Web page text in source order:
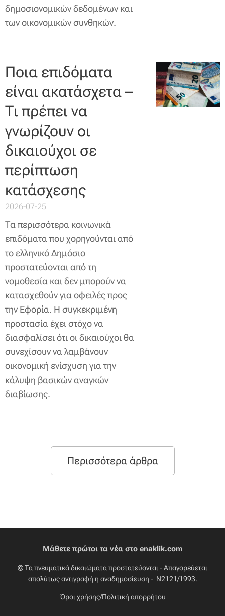
δημοσιονομικών δεδομένων και
των οικονομικών συνθηκών.
Ποια επιδόματα
είναι ακατάσχετα –
Τι πρέπει να
γνωρίζουν οι
δικαιούχοι σε
περίπτωση
κατάσχεσης
2026-07-25
Τα περισσότερα κοινωνικά
επιδόματα που χορηγούνται από
το ελληνικό Δημόσιο
προστατεύονται από τη
νομοθεσία και δεν μπορούν να
κατασχεθούν για οφειλές προς
την Εφορία. Η συγκεκριμένη
προστασία έχει στόχο να
διασφαλίσει ότι οι δικαιούχοι θα
συνεχίσουν να λαμβάνουν
οικονομική ενίσχυση για την
κάλυψη βασικών αναγκών
διαβίωσης.
Περισσότερα άρθρα
Μάθετε πρώτοι τα νέα στο enaklik.com
© Τα πνευματικά δικαιώματα προστατεύονται - Απαγορεύεται
απολύτως αντιγραφή η αναδημοσίευση - Ν2121/1993.
Όροι χρήσης/Πολιτική απορρήτου